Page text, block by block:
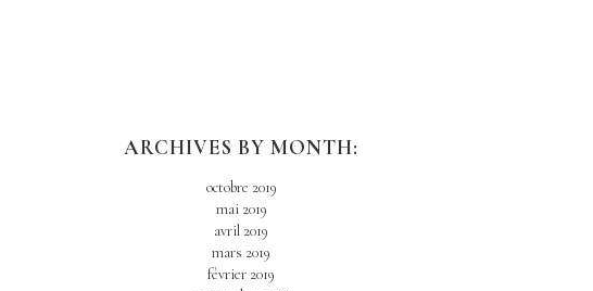
ARCHIVES BY MONTH:
octobre 2019
mai 2019
avril 2019
mars 2019
février 2019